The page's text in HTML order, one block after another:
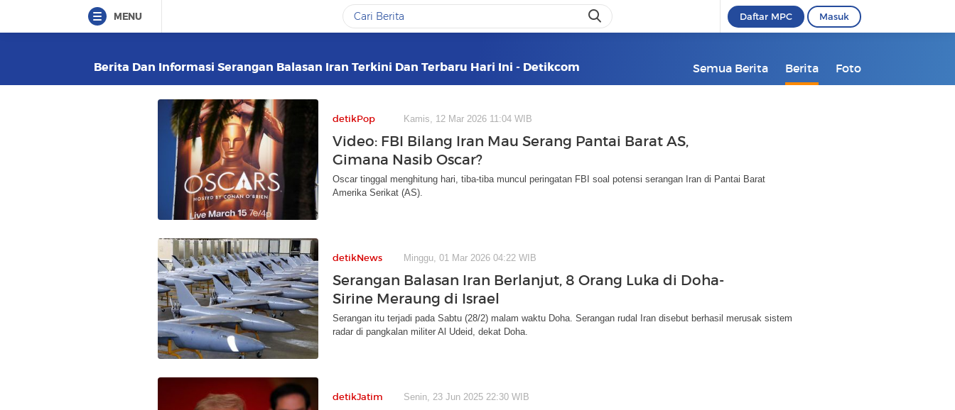
MENU Daftar MPC Masuk
Berita Dan Informasi Serangan Balasan Iran Terkini Dan Terbaru Hari Ini - Detikcom Semua Berita Berita Foto
detikPop Kamis, 12 Mar 2026 11:04 WIB
Video: FBI Bilang Iran Mau Serang Pantai Barat AS,
Gimana Nasib Oscar?
Oscar tinggal menghitung hari, tiba-tiba muncul peringatan FBI soal potensi serangan Iran di Pantai Barat
Amerika Serikat (AS).
detikNews Minggu, 01 Mar 2026 04:22 WIB
Serangan Balasan Iran Berlanjut, 8 Orang Luka di Doha-
Sirine Meraung di Israel
Serangan itu terjadi pada Sabtu (28/2) malam waktu Doha. Serangan rudal Iran disebut berhasil merusak sistem
radar di pangkalan militer Al Udeid, dekat Doha.
detikJatim Senin, 23 Jun 2025 22:30 WIB